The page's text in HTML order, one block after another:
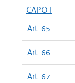
CAPO I
Art. 65
Art. 66
Art. 67